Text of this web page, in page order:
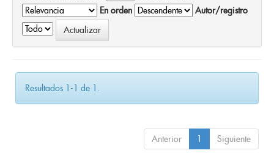
En orden
Autor/registro
Resultados 1-1 de 1.
Anterior 1 Siguiente